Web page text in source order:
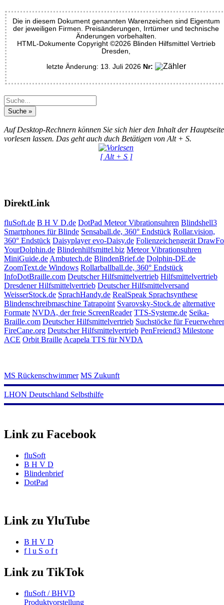
Die in diesem Dokument genannten Warenzeichen sind Eigentum
der jeweiligen Firmen. Preisänderungen, Irrtümer und technische
Änderungen vorbehalten.
HTML-Dokumente Copyright ©2026 Blinden Hilfsmittel Vertrieb
Dresden,
letzte Änderung: 13. Juli 2026 Nr:
Auf Desktop-Rechnern können Sie sich hier den Inhalt der Hauptseite
vorlesen lassen. Das geht auch duch Betätigen von Alt + S.
[ Alt + S ]
DirektLink
fluSoft.de B H V D.de DotPad Meteor Vibrationsuhren Blindshell3
Smartphones für Blinde Sensaball.de, 360° Endstück Rollar.vision,
360° Endstück Daisyplayer evo-Daisy.de Folienzeichengerät
YourDolphin.de Blindenhilfsmittel.biz Meteor Vibrationsuhren
MiniGuide.de Ambutech.de BlindenBrief.de Dolphin-DE.de
ZoomText.de Windows Rollarballball.de, 360° Endstück
InfoDotBraille.com Deutscher Hilfsmittelvertrieb Hilfsmittelvertrieb
Dresdener Hilfsmittelvertrieb Deutscher Hilfsmittelversand
WeisserStock.de SprachHandy.de RealSpeak Sprachsynthese
Blindenschreibmaschine Tatrapoint Svarovsky-Stock.de alternative
Formate NVDA, der freie ScreenReader TTS-Systeme.de Seika-
Braille.com Deutscher Hilfsmittelvertrieb Suchstöcke für
FireCane.org Deutscher Hilfsmittelvertrieb PenFreiend3 Milestone
ACE Orbit Braille Acapela TTS für NVDA
MS Rückenschwimmer MS Zukunft
LHON Deutschland Selbsthilfe
Link zu Facebook
fluSoft
B H V D
Blindenbrief
DotPad
Link zu YluTube
B H V D
f l u S o f t
Link zu TikTok
fluSoft / BHVD
Produktvorstellung